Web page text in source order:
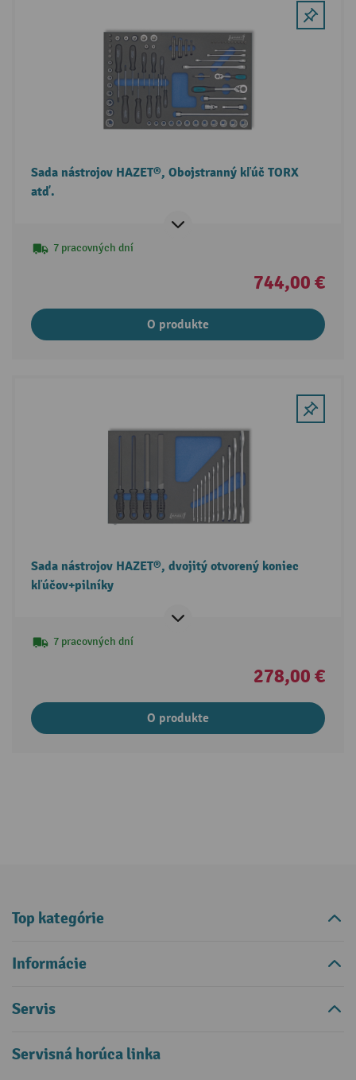
Sada nástrojov HAZET®, Obojstranný kľúč TORX
atď.
7 pracovných dní
744,00 €
O produkte
Sada nástrojov HAZET®, dvojitý otvorený koniec
kľúčov+pilníky
7 pracovných dní
278,00 €
O produkte
Top kategórie
Informácie
Servis
Servisná horúca linka